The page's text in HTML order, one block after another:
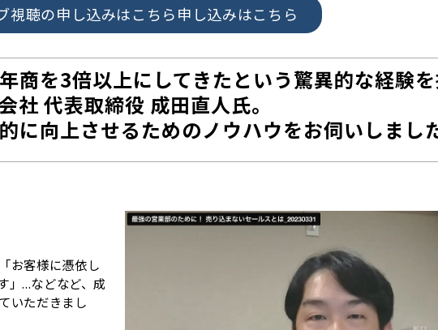
視聴の申し込みはこちら申し込みはこちら
商を3倍以上にしてきたという驚異的な経験
社 代表取締役 成田直人氏。
に向上させるためのノウハウをお伺いしまし
お客様に憑依し
」...などなど、成
いただきまし